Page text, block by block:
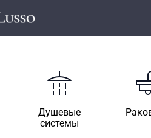
Душевые
системы